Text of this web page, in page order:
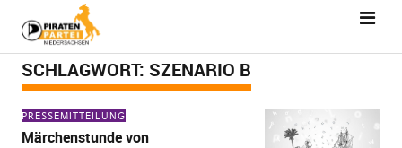
SCHLAGWORT: SZENARIO B
PRESSEMITTEILUNG
Märchenstunde von